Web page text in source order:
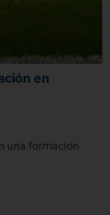
en
una formación